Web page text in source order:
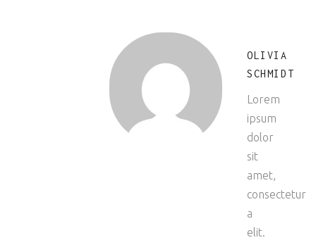
OLIVIA
SCHMIDT
Lorem
ipsum
dolor
sit
amet,
consectetur
a
elit.